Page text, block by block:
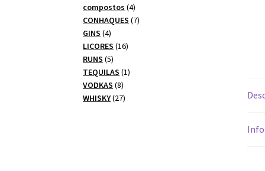
compostos 44
produtos
CONHAQUES 77
GINS 44
produtos
LICORES 1616
RUNS 55
produtos
TEQUILAS 11
VODKAS 88
produtos
WHISKY 2727